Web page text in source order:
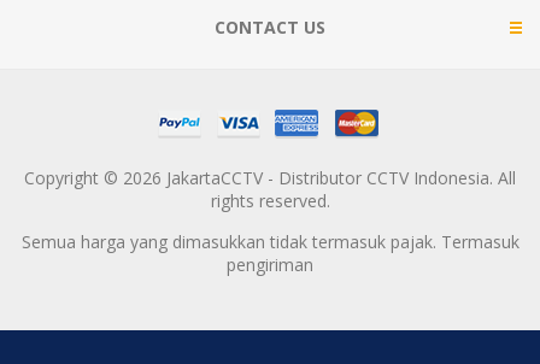
CONTACT US
Copyright © 2026 JakartaCCTV - Distributor CCTV Indonesia. All
rights reserved.
Semua harga yang dimasukkan tidak termasuk pajak. Termasuk
pengiriman